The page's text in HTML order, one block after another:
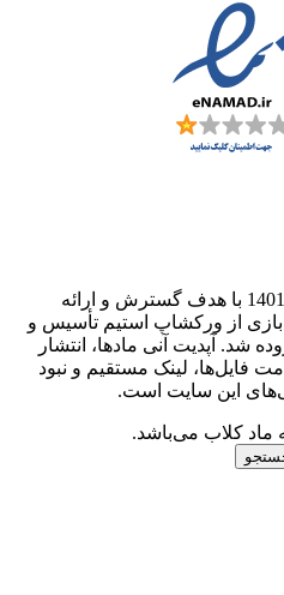
وبسایت مادکلاب در بهمن سال 1401 با هدف گسترش و ارائه
از ورکشاپ استیم تأسیس و
شد. آپدیت آنی مادها، انتشار
فایل‌ها، لینک مستقیم و نبود
این سایت است.
کلاب می‌باشد.